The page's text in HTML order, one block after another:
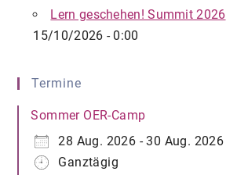
Lern geschehen! Summit 2026
15/10/2026 - 0:00
Termine
Sommer OER-Camp
28 Aug. 2026 - 30 Aug. 2026
Ganztägig